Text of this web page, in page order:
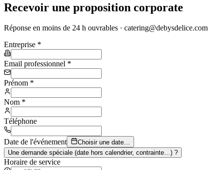
Recevoir une proposition corporate
Réponse en moins de 24 h ouvrables · catering@debysdelice.com
Entreprise *
Email professionnel *
Prénom *
Nom *
Téléphone
Date de l'événement
Choisir une date…
Une demande spéciale (date hors calendrier, contrainte…) ?
Horaire de service